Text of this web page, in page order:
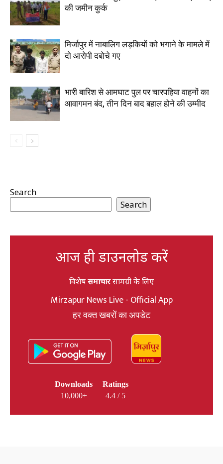
की जमीन कुर्क
मिर्जापुर में नाबालिग लड़कियों को भगाने के मामले में
दो आरोपी दबोचे गए
भारी बारिश से आमघाट पुल पर चारपहिया वाहनों का
आवागमन बंद, तीन दिन बाद बहाल होने की उम्मीद
Search
Search
आज ही डाउनलोड करें
विशेषसमाचारसामग्री के लिए
Mirzapur News Live - Official App
हर वक्त खबरों का अपडेट
Downloads
10,000+
Ratings
4.4 / 5